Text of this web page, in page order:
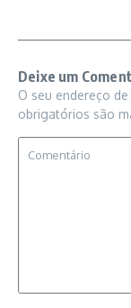
Deixe um
O seu endereço
obrigatórios são